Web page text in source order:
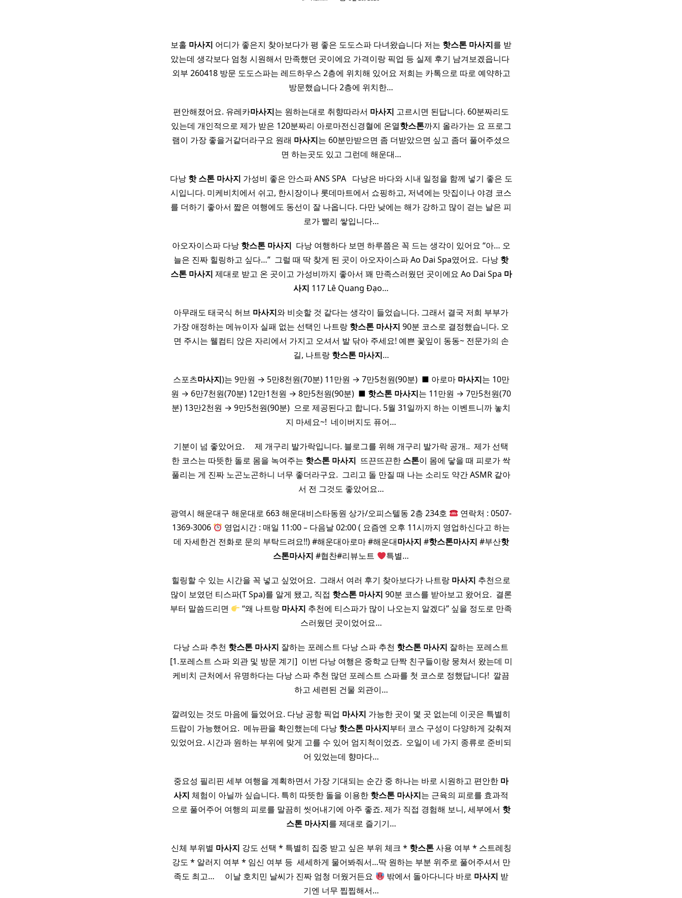
보홀 마사지 어디가 좋은지 찾아보다가 평 좋은 도도스파 다녀왔습니다 저는 핫스톤 마사지를 받
았는데 생각보다 엄청 시원해서 만족했던 곳이에요 가격이랑 픽업 등 실제 후기 남겨보겠읍니다 ​
외부 260418 방문 도도스파는 레드하우스 2층에 위치해 있어요 저희는 카톡으로 따로 예약하고
방문했습니다 2층에 위치한…
편안해졌어요. 유레카마사지는 원하는대로 취향따라서 마사지 고르시면 된답니다. 60분짜리도
있는데 개인적으로 제가 받은 120분짜리 아로마전신경혈에 온열핫스톤까지 올라가는 요 프로그
램이 가장 좋을거같더라구요 원래 마사지는 60분만받으면 좀 더받았으면 싶고 좀더 풀어주셨으
면 하는곳도 있고 그런데 해운대…
다낭 핫 스톤 마사지 가성비 좋은 안스파 ANS SPA ​ ​ 다낭은 바다와 시내 일정을 함께 넣기 좋은 도
시입니다. 미케비치에서 쉬고, 한시장이나 롯데마트에서 쇼핑하고, 저녁에는 맛집이나 야경 코스
를 더하기 좋아서 짧은 여행에도 동선이 잘 나옵니다. 다만 낮에는 해가 강하고 많이 걷는 날은 피
로가 빨리 쌓입니다…
아오자이스파 다낭 핫스톤 마사지 ​ 다낭 여행하다 보면 하루쯤은 꼭 드는 생각이 있어요 “아… 오
늘은 진짜 힐링하고 싶다…” ​ 그럴 때 딱 찾게 된 곳이 아오자이스파 Ao Dai Spa였어요. ​ 다낭 핫
스톤 마사지 제대로 받고 온 곳이고 가성비까지 좋아서 꽤 만족스러웠던 곳이에요 Ao Dai Spa 마
사지 117 Lê Quang Đạo…
아무래도 태국식 허브 마사지와 비슷할 것 같다는 생각이 들었습니다. 그래서 결국 저희 부부가
가장 애정하는 메뉴이자 실패 없는 선택인 나트랑 핫스톤 마사지 90분 코스로 결정했습니다. 오
면 주시는 웰컴티 앉은 자리에서 가지고 오셔서 발 닦아 주세요! 예쁜 꽃잎이 동동~ 전문가의 손
길, 나트랑 핫스톤 마사지…
스포츠마사지)는 9만원 → 5만8천원(70분) 11만원 → 7만5천원(90분) ​ ■ 아로마 마사지는 10만
원 → 6만7천원(70분) 12만1천원 → 8만5천원(90분) ​ ■ 핫스톤 마사지는 11만원 → 7만5천원(70
분) 13만2천원 → 9만5천원(90분) ​ 으로 제공된다고 합니다. 5월 31일까지 하는 이벤트니까 놓치
지 마세요~! ​ 네이버지도 퓨어…
기분이 넘 좋았어요. ​ ​ ​ ​ 제 개구리 발가락입니다. 블로그를 위해 개구리 발가락 공개.. ​ 제가 선택
한 코스는 따뜻한 돌로 몸을 녹여주는 핫스톤 마사지 ​ 뜨끈뜨끈한 스톤이 몸에 닿을 때 피로가 싹
풀리는 게 진짜 노곤노곤하니 너무 좋더라구요. ​ 그리고 돌 만질 때 나는 소리도 약간 ASMR 같아
서 전 그것도 좋았어요…
광역시 해운대구 해운대로 663 해운대비스타동원 상가/오피스텔동 2층 234호
연락처 : 0507-
1369-3006
영업시간 : 매일 11:00 – 다음날 02:00 ( 요즘엔 오후 11시까지 영업하신다고 하는
데 자세한건 전화로 문의 부탁드려요!!) #해운대아로마 #해운대마사지 #핫스톤마사지 #부산핫
스톤마사지 #협찬#리뷰노트 특별…
힐링할 수 있는 시간을 꼭 넣고 싶었어요. ​ 그래서 여러 후기 찾아보다가 나트랑 마사지 추천으로
많이 보였던 티스파(T Spa)를 알게 됐고, 직접 핫스톤 마사지 90분 코스를 받아보고 왔어요. ​ 결론
부터 말씀드리면
“왜 나트랑 마사지 추천에 티스파가 많이 나오는지 알겠다” 싶을 정도로 만족
스러웠던 곳이었어요…
다낭 스파 추천 핫스톤 마사지 잘하는 포레스트 다낭 스파 추천 핫스톤 마사지 잘하는 포레스트
[1.포레스트 스파 외관 및 방문 계기] ​ 이번 다낭 여행은 중학교 단짝 친구들이랑 뭉쳐서 왔는데 미
케비치 근처에서 유명하다는 다낭 스파 추천 많던 포레스트 스파를 첫 코스로 정했답니다! ​ 깔끔
하고 세련된 건물 외관이…
깔려있는 것도 마음에 들었어요. 다낭 공항 픽업 마사지 가능한 곳이 몇 곳 없는데 이곳은 특별히
드랍이 가능했어요. ​ 메뉴판을 확인했는데 다낭 핫스톤 마사지부터 코스 구성이 다양하게 갖춰져
있었어요. 시간과 원하는 부위에 맞게 고를 수 있어 엄지척이었죠. ​ 오일이 네 가지 종류로 준비되
어 있었는데 향마다…
중요성 필리핀 세부 여행을 계획하면서 가장 기대되는 순간 중 하나는 바로 시원하고 편안한 마
사지 체험이 아닐까 싶습니다. 특히 따뜻한 돌을 이용한 핫스톤 마사지는 근육의 피로를 효과적
으로 풀어주어 여행의 피로를 말끔히 씻어내기에 아주 좋죠. 제가 직접 경험해 보니, 세부에서 핫
스톤 마사지를 제대로 즐기기…
신체 부위별 마사지 강도 선택 * 특별히 집중 받고 싶은 부위 체크 * 핫스톤사용 여부 * 스트레칭
강도 * 알러지 여부 * 임신 여부 등 ​ 세세하게 물어봐줘서…딱 원하는 부분 위주로 풀어주셔서 만
족도 최고… ​ ​ ​ ​ 이날 호치민 날씨가 진짜 엄청 더웠거든요
밖에서 돌아다니다 바로 마사지 받
기엔 너무 찝찝해서…